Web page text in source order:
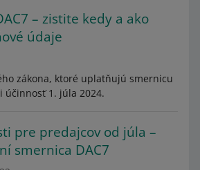
– zistite kedy a ako
údaje
zákona, ktoré uplatňujú smernicu
účinnosť 1. júla 2024.
pre predajcov od júla –
smernica DAC7